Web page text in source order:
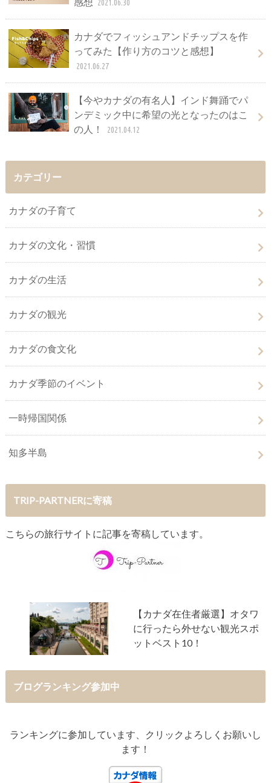
2021.06.30
カナダでフィッシュアンドチップスを作
ってみた【作り方のコツと感想】
2021.06.27
【今やカナダの有名人】インド舞踊でパ
ンデミック中に希望の光となったのはこ
の人！
2021.04.12
カテゴリー
カナダの子育て
カナダの文化・習慣
カナダの生活
カナダの観光
カナダの食文化
カナダ季節のイベント
一時帰国関係
知多半島
TRIP-PARTNERに寄稿
こちらの旅行サイトに記事を寄稿しています。
【カナダ在住者厳選】オタワ
に行ったら外せない観光スポ
ットベスト10！
ブログランキング参加中
ランキングに参加しています、クリックよろしくお願いし
ます！